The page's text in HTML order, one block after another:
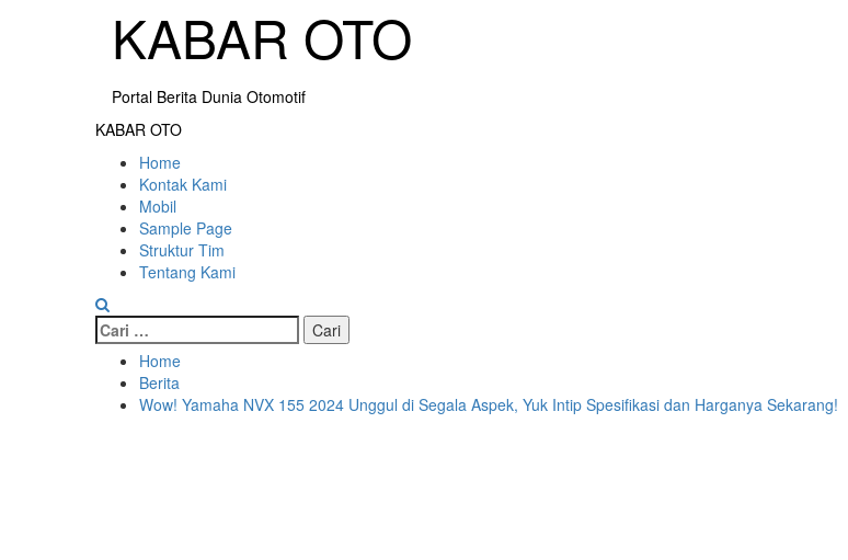
KABAR OTO
Portal Berita Dunia Otomotif
KABAR OTO
Home
Kontak Kami
Mobil
Sample Page
Struktur Tim
Tentang Kami
Home
Berita
Wow! Yamaha NVX 155 2024 Unggul di Segala Aspek, Yuk Intip Spesifikasi dan Harganya Sekarang!